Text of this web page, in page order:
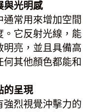
與光明感
通常用來增加空間
。它反射光線，能
明亮，並且具備高
其他顏色都能和
的呈現
強烈視覺沖擊力的